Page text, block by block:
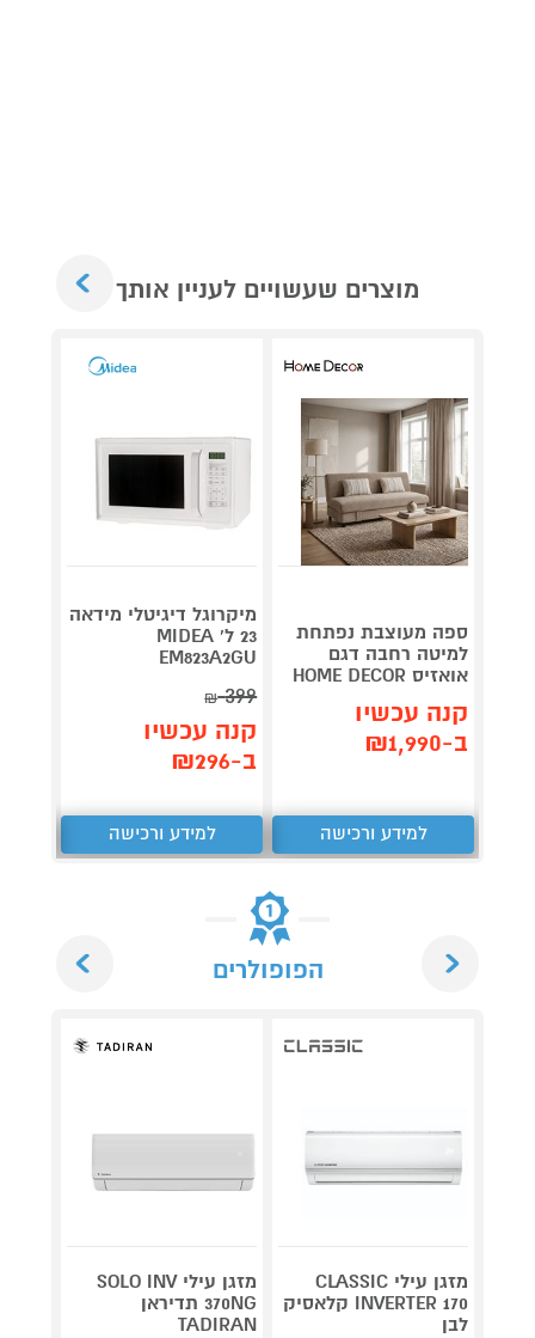
מוצרים שעשויים לעניין אותך
ספה מעוצבת נפתחת
למיטה רחבה דגם
אואזיס HOME DECOR
קנה עכשיו
ב-₪1,990
למידע ורכישה
מיקרוגל דיגיטלי מידאה
23 ל' MIDEA
EM823A2GU
399
₪
קנה עכשיו
ב-₪296
למידע ורכישה
הפופולרים
מזגן עילי CLASSIC
INVERTER 170 קלאסיק
לבן
מזגן עילי SOLO INV
370NG תדיראן
TADIRAN